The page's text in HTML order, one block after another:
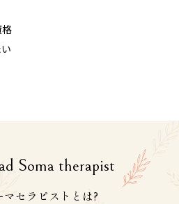
格
Soma therapist
セラピストとは?